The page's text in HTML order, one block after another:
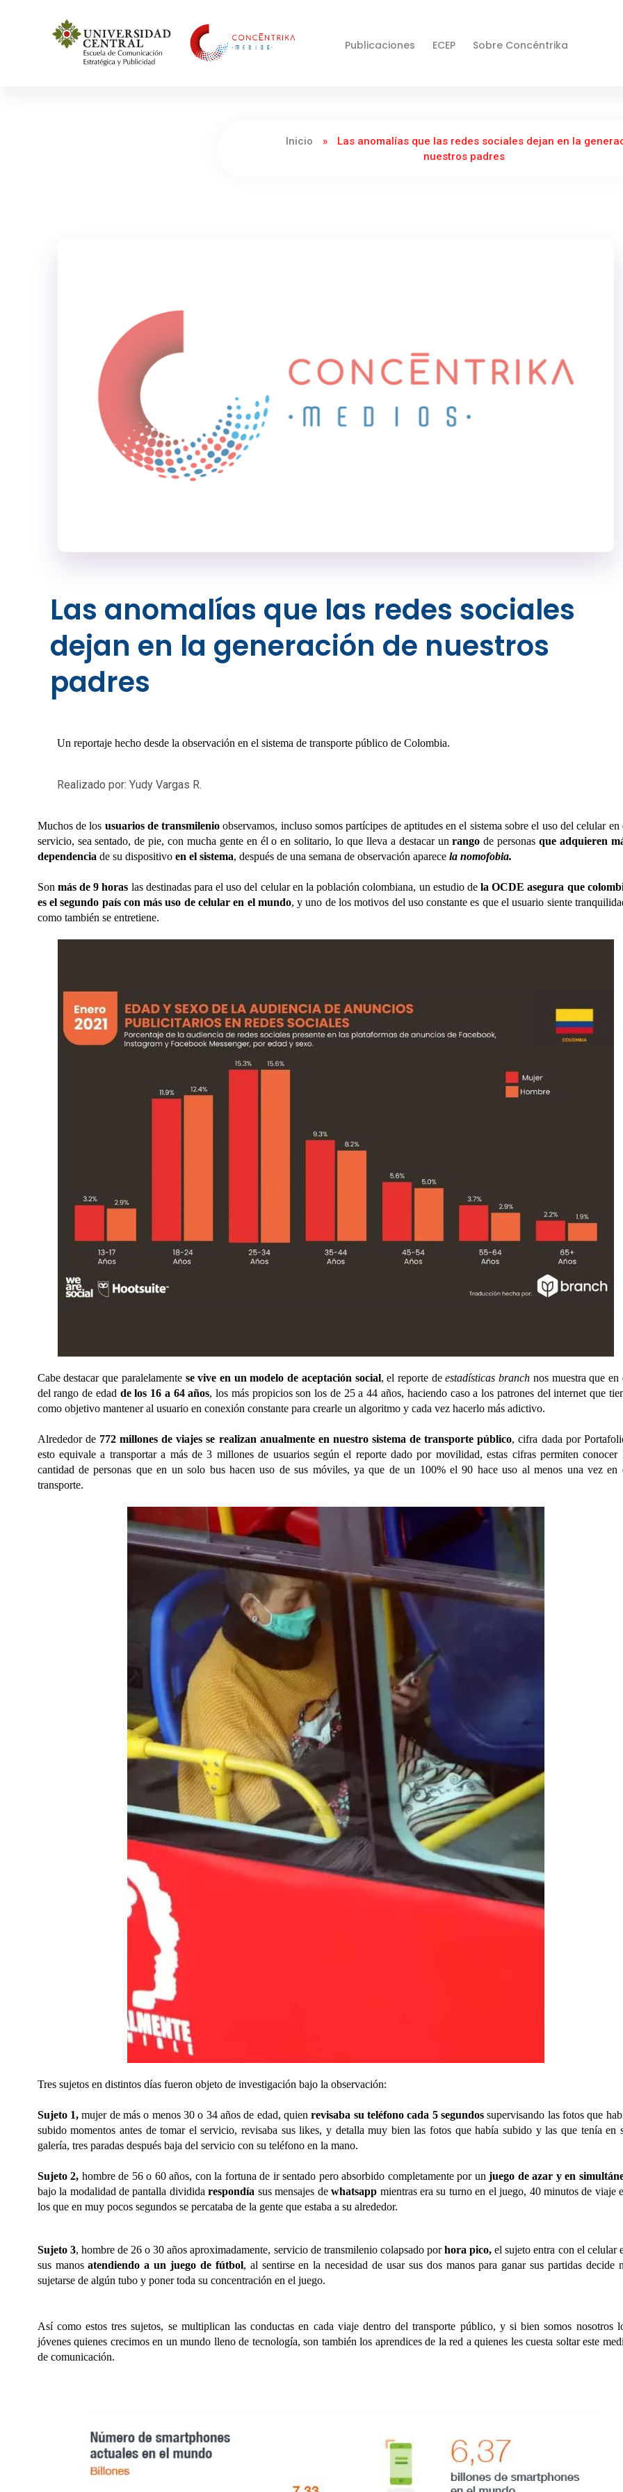
Publicaciones ECEP Sobre Concéntrika
Inicio »
Las anomalías que las redes sociales dejan en la
nuestros padres
Las anomalías que las redes sociales
dejan en la generación de nuestros
padres
Un reportaje hecho desde la observación en el sistema de transporte público de Colombia.
Realizado por: Yudy Vargas R.
Muchos de los usuarios de transmilenio observamos, incluso somos partícipes de aptitudes en el sistema sobre el uso del celular en
servicio, sea sentado, de pie, con mucha gente en él o en solitario, lo que lleva a destacar unrango de personasque adquieren
dependencia de su dispositivoen el sistema, después de una semana de observación aparece la nomofobia.
Son más de 9 horas las destinadas para el uso del celular en la población colombiana, un estudio dela OCDE asegura que
es el segundo país con más uso de celular en el mundo, y uno de los motivos del uso constante es que el usuario siente
como también se entretiene.
Cabe destacar que paralelamente se vive en un modelo de aceptación social, el reporte deestadísticas branch nos muestra que en
del rango de edad de los 16 a 64 años, los más propicios son los de 25 a 44 años, haciendo caso a los patrones del internet que
como objetivo mantener al usuario en conexión constante para crearle un algoritmo y cada vez hacerlo más adictivo.
Alrededor de 772 millones de viajes se realizan anualmente en nuestro sistema de transporte público, cifra dada por
esto equivale a transportar a más de 3 millones de usuarios según el reporte dado por movilidad, estas cifras permiten conocer
cantidad de personas que en un solo bus hacen uso de sus móviles, ya que de un 100% el 90 hace uso al menos una vez en
transporte.
Tres sujetos en distintos días fueron objeto de investigación bajo la observación:
Sujeto 1, mujer de más o menos 30 o 34 años de edad, quien revisaba su teléfono cada 5 segundossupervisando las fotos que
subido momentos antes de tomar el servicio, revisaba sus likes, y detalla muy bien las fotos que había subido y las que tenía en
galería, tres paradas después baja del servicio con su teléfono en la mano.
Sujeto 2, hombre de 56 o 60 años, con la fortuna de ir sentado pero absorbido completamente por unjuego de azar y en
bajo la modalidad de pantalla divididarespondía sus mensajes dewhatsapp mientras era su turno en el juego, 40 minutos de viaje
los que en muy pocos segundos se percataba de la gente que estaba a su alrededor.
Sujeto 3, hombre de 26 o 30 años aproximadamente, servicio de transmilenio colapsado porhora pico, el sujeto entra con el celular
sus manosatendiendo a un juego de fútbol, al sentirse en la necesidad de usar sus dos manos para ganar sus partidas decide
sujetarse de algún tubo y poner toda su concentración en el juego.
Así como estos tres sujetos, se multiplican las conductas en cada viaje dentro del transporte público, y si bien somos nosotros
jóvenes quienes crecimos en un mundo lleno de tecnología, son también los aprendices de la red a quienes les cuesta soltar este
de comunicación.